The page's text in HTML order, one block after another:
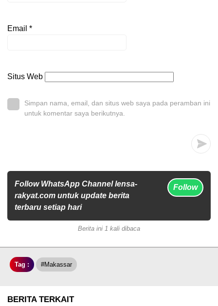
Email *
Situs Web
Simpan nama, email, dan situs web saya pada peramban ini
untuk komentar saya berikutnya.
Follow WhatsApp Channel lensa-
rakyat.com untuk update berita
terbaru setiap hari
Follow
Berita ini 1 kali dibaca
Tag : #Makassar
BERITA TERKAIT